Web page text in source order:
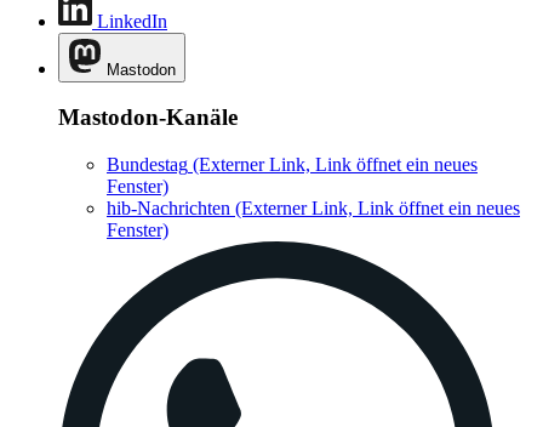
LinkedIn
Mastodon
Mastodon-Kanäle
Bundestag (Externer Link, Link öffnet ein neues
Fenster)
hib-Nachrichten (Externer Link, Link öffnet ein neues
Fenster)